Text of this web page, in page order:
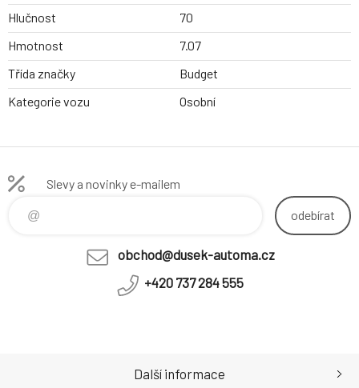
Hlučnost
70
Hmotnost
7.07
Třída značky
Budget
Kategorie vozu
Osobní
Slevy a novinky e-mailem
odebírat
obchod@dusek-automa.cz
+420 737 284 555
Další informace